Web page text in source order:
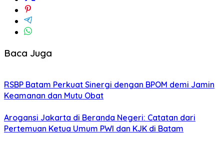
Baca Juga
RSBP Batam Perkuat Sinergi dengan BPOM demi Jamin
Keamanan dan Mutu Obat
Arogansi Jakarta di Beranda Negeri: Catatan dari
Pertemuan Ketua Umum PWI dan KJK di Batam